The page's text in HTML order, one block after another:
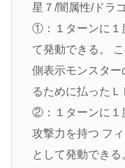
星７/闇属性/ドラ
①：１ターンに１
て発動できる。
側表示モンスタ
るために払ったＬ
②：１ターンに１
攻撃力を持つ フ
として発動できる